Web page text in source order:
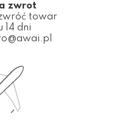
zwrot
towar
14 dni